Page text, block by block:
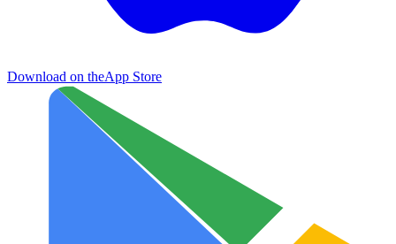
Download on theApp Store